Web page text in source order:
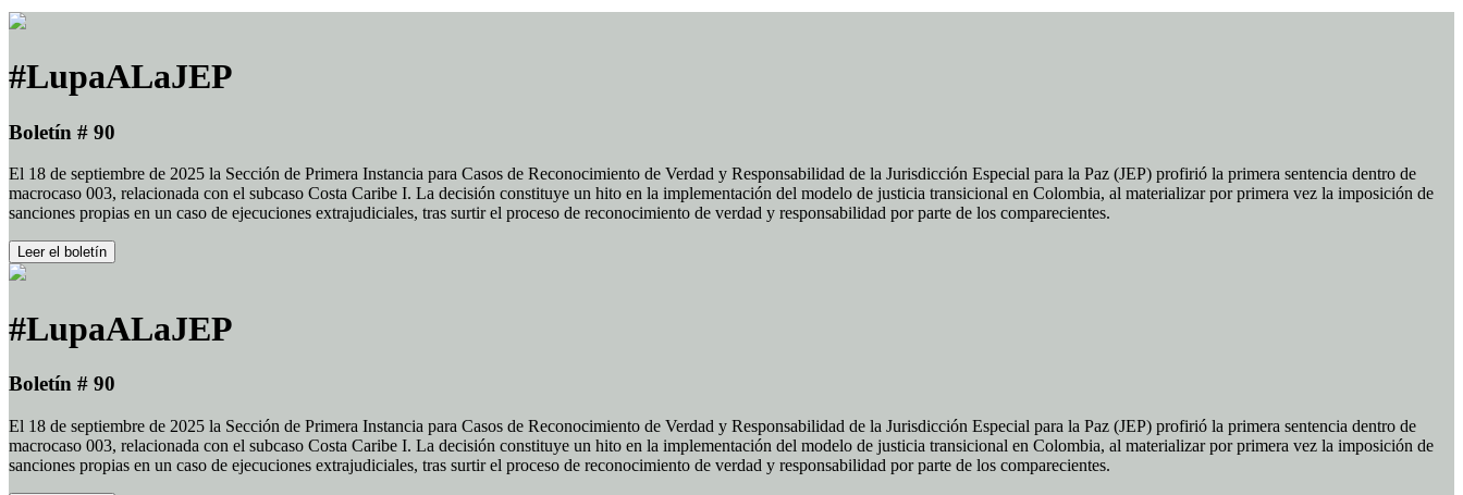
#LupaALaJEP
Boletín # 90
El 18 de septiembre de 2025 la Sección de Primera Instancia para Casos de Reconocimiento de Verdad y Responsabilidad de la Jurisdicción Especial para la Paz (JEP) profirió la primera sentencia dentro de
macrocaso 003, relacionada con el subcaso Costa Caribe I. La decisión constituye un hito en la implementación del modelo de justicia transicional en Colombia, al materializar por primera vez la imposición de
sanciones propias en un caso de ejecuciones extrajudiciales, tras surtir el proceso de reconocimiento de verdad y responsabilidad por parte de los comparecientes.
Leer el boletín
#LupaALaJEP
Boletín # 90
El 18 de septiembre de 2025 la Sección de Primera Instancia para Casos de Reconocimiento de Verdad y Responsabilidad de la Jurisdicción Especial para la Paz (JEP) profirió la primera sentencia dentro de
macrocaso 003, relacionada con el subcaso Costa Caribe I. La decisión constituye un hito en la implementación del modelo de justicia transicional en Colombia, al materializar por primera vez la imposición de
sanciones propias en un caso de ejecuciones extrajudiciales, tras surtir el proceso de reconocimiento de verdad y responsabilidad por parte de los comparecientes.